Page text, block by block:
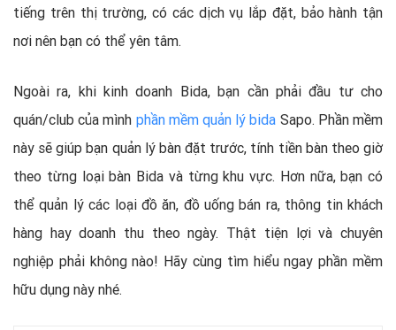
tiếng trên thị trường, có các dịch vụ lắp đặt, bảo hành tận
nơi nên bạn có thể yên tâm.
Ngoài ra, khi kinh doanh Bida, bạn cần phải đầu tư cho
quán/club của mình phần mềm quản lý bida Sapo. Phần mềm
này sẽ giúp bạn quản lý bàn đặt trước, tính tiền bàn theo giờ
theo từng loại bàn Bida và từng khu vực. Hơn nữa, bạn có
thể quản lý các loại đồ ăn, đồ uống bán ra, thông tin khách
hàng hay doanh thu theo ngày. Thật tiện lợi và chuyên
nghiệp phải không nào! Hãy cùng tìm hiểu ngay phần mềm
hữu dụng này nhé.